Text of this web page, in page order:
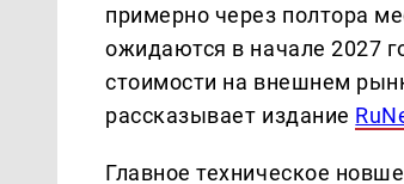
примерно через полтора
ожидаются в начале 2027
стоимости на внешнем
рассказывает издание
Главное техническое